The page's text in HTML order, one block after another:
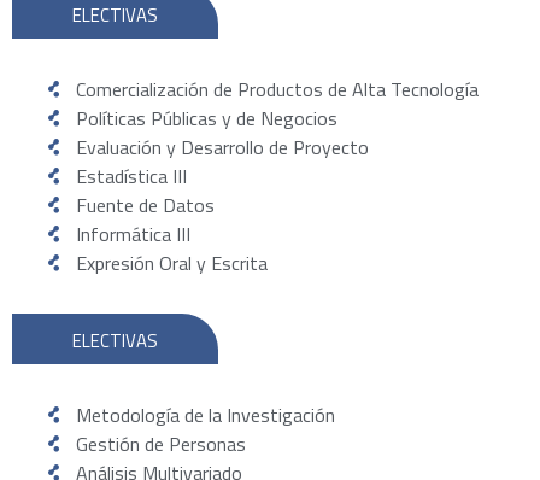
ELECTIVAS
Comercialización de Productos de Alta Tecnología
Políticas Públicas y de Negocios
Evaluación y Desarrollo de Proyecto
Estadística III
Fuente de Datos
Informática III
Expresión Oral y Escrita
ELECTIVAS
Metodología de la Investigación
Gestión de Personas
Análisis Multivariado